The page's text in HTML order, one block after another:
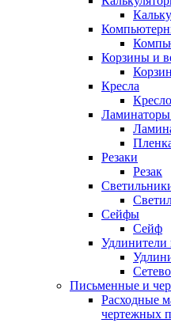
Корзины и
Кресла
Кресло
Резаки
Резак
Сейфы
Сейф
Удлинители
Письменные и
Расходные
чертежных